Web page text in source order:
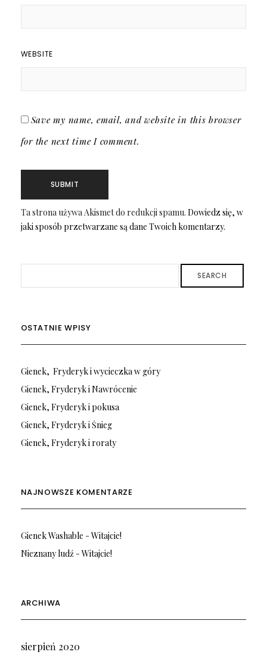
WEBSITE
Save my name, email, and website in this browser
for the next time I comment.
Ta strona używa Akismet do redukcji spamu. Dowiedz się, w
jaki sposób przetwarzane są dane Twoich komentarzy.
SEARCH
OSTATNIE WPISY
Gienek, Fryderyk i wycieczka w góry
Gienek, Fryderyk i Nawrócenie
Gienek, Fryderyk i pokusa
Gienek, Fryderyk i Śnieg
Gienek, Fryderyk i roraty
NAJNOWSZE KOMENTARZE
Gienek Washable -Witajcie!
Nieznany ludź -Witajcie!
ARCHIWA
sierpień 2020